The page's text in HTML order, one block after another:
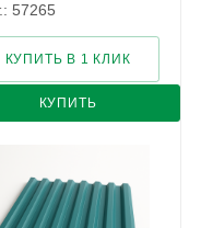
57265
КУПИТЬ
КУПИТЬ В 1 КЛИК